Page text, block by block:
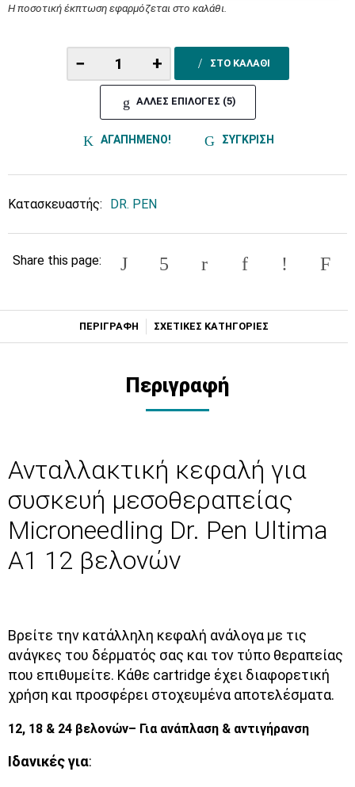
Η ποσοτική έκπτωση εφαρμόζεται στο καλάθι.
− + ΣΤΟ ΚΑΛΑΘΙ
ΑΛΛΕΣ ΕΠΙΛΟΓΕΣ (5)
ΑΓΑΠΗΜΕΝΟ! ΣΥΓΚΡΙΣΗ
Κατασκευαστής: DR. PEN
Share this page:
ΠΕΡΙΓΡΑΦΗ ΣΧΕΤΙΚΕΣ ΚΑΤΗΓΟΡΙΕΣ
Περιγραφή
Ανταλλακτική κεφαλή για
συσκευή μεσοθεραπείας
Microneedling Dr. Pen Ultima
A1 12 βελονών
Βρείτε την κατάλληλη κεφαλή ανάλογα με τις
ανάγκες του δέρματός σας και τον τύπο θεραπείας
που επιθυμείτε. Κάθε cartridge έχει διαφορετική
χρήση και προσφέρει στοχευμένα αποτελέσματα.
12, 18 & 24 βελονών– Για ανάπλαση & αντιγήρανση
Ιδανικές για: